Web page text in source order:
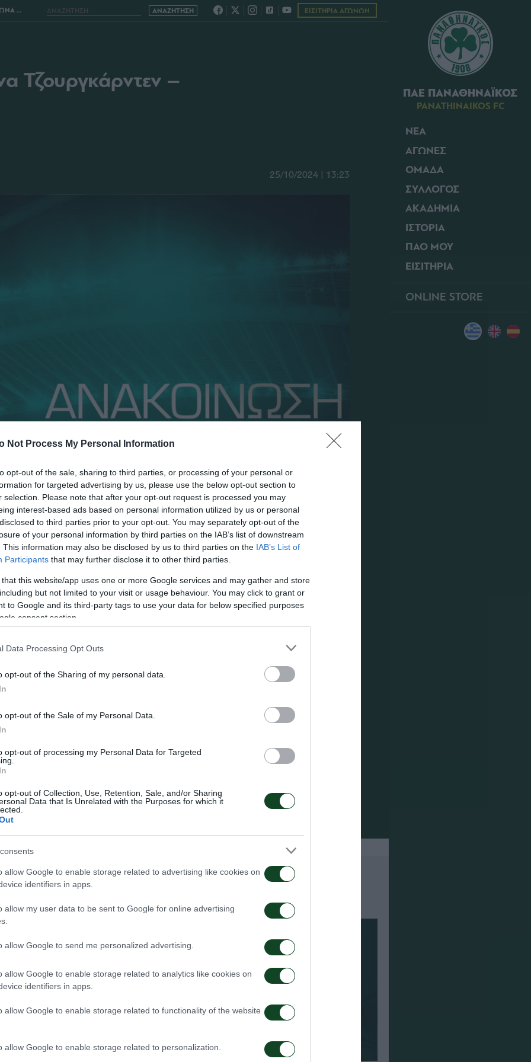
Not Process My Personal Information
opt-out of the sale, sharing to third parties, or processing of your personal or
for targeted advertising by us, please use the below opt-out section to
selection. Please note that after your opt-out request is processed you may
interest-based ads based on personal information utilized by us or personal
to third parties prior to your opt-out. You may separately opt-out of the
of your personal information by third parties on the IAB’s list of downstream
This information may also be disclosed by us to third parties on the IAB’s List of
Participants that may further disclose it to other third parties.
that this website/app uses one or more Google services and may gather and store
but not limited to your visit or usage behaviour. You may click to grant or
to Google and its third-party tags to use your data for below specified purposes
consent section.
Data Processing Opt Outs
opt-out of the Sharing of my personal data.
opt-out of the Sale of my Personal Data.
opt-out of processing my Personal Data for Targeted
opt-out of Collection, Use, Retention, Sale, and/or Sharing
Data that Is Unrelated with the Purposes for which it
allow Google to enable storage related to advertising like cookies on
identifiers in apps.
allow my user data to be sent to Google for online advertising
allow Google to send me personalized advertising.
allow Google to enable storage related to analytics like cookies on
identifiers in apps.
allow Google to enable storage related to functionality of the website
allow Google to enable storage related to personalization.
ΠΑΕ ΠΑΝΑΘΗΝΑΪΚΟΣ
PANATHINAIKOS FC
ΝΕΑ
ΑΓΩΝΕΣ
ΟΜΑΔΑ
ΣΥΛΛΟΓΟΣ
ΑΚΑΔΗΜΙΑ
ΙΣΤΟΡΙΑ
ΠΑΟ ΜΟΥ
ΕΙΣΙΤΗΡΙΑ
ONLINE STORE
ΕΙΣΙΤΗΡΙΑ ΑΓΩΝΩΝ
Τζουργκάρντεν –
25/10/2024 | 13:23
που ενδιαφέρονται να αγοράσουν εισιτήριο για τον
στις 7 Νοεμβρίου 2024, τα εξής:
από Παρασκευή 25 Οκτωβρίου έως και Παρασκευή 1
εξής στοιχεία, γραμμένα σε κεφαλαία και με λατινικούς
ονοματεπώνυμο, αριθμό διαβατηρίου ή ταυτότητας, αριθμό
απαραίτητα: ημερομηνία αναχώρησης, αεροπορική εταιρεία,
επιστροφή), ξενοδοχείο διαμονής.
ευρώ.
μαζί σας για επιβεβαίωση και περαιτέρω οδηγίες.